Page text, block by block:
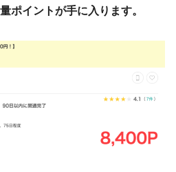
ポイントが手に入ります。